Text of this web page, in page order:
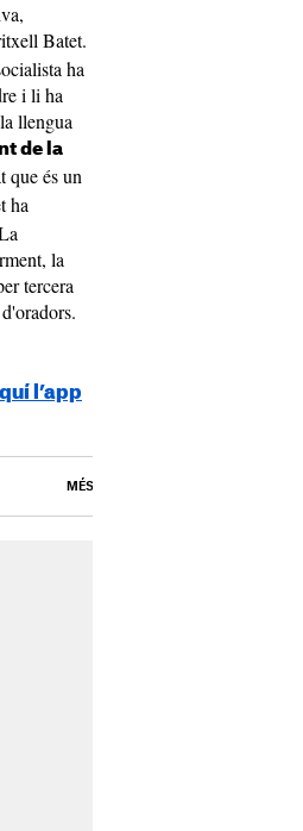
Batet.
ha
i li ha
llengua
de la
que és un
ha
la
tercera
l’app
MÉS